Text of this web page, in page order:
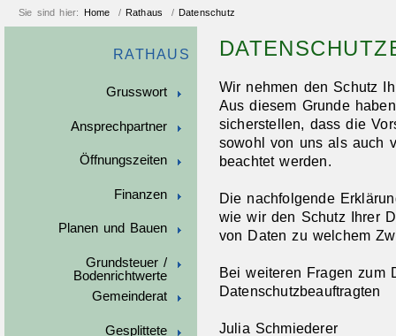
Sie sind hier: Home / Rathaus / Datenschutz
RATHAUS
Grusswort
Ansprechpartner
Öffnungszeiten
Finanzen
Planen und Bauen
Grundsteuer /
Bodenrichtwerte
Gemeinderat
Gesplittete
Wir nehmen den Schutz
Aus diesem Grunde
sicherstellen, dass die
sowohl von uns als auch
beachtet werden.
Die nachfolgende
wie wir den Schutz Ihrer
von Daten zu welchem
Bei weiteren Fragen zum
Datenschutzbeauftragten
Julia Schmiederer